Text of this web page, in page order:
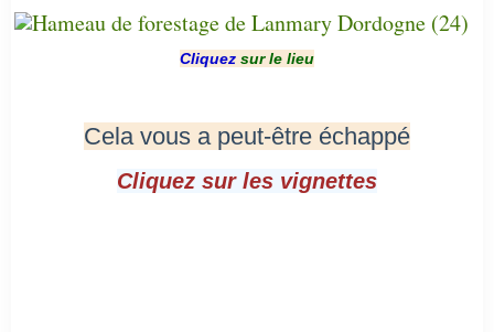
Cliquez sur le lieu
Cela vous a peut-être échappé
Cliquez sur les vignettes